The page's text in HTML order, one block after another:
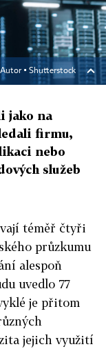
Autor ▪ Shutterstock
jako na
firmu,
nebo
služeb
téměř čtyři
průzkumu
alespoň
uvedlo 77
je přitom
jejich využití